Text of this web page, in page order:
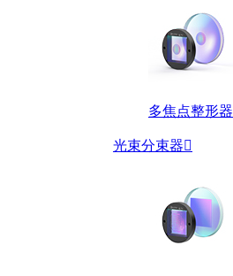
多焦点整形器
光束分束器